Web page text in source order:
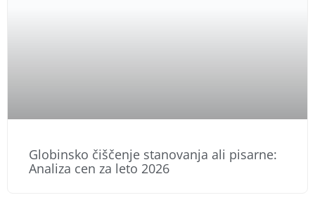
Globinsko čiščenje stanovanja ali pisarne:
Analiza cen za leto 2026